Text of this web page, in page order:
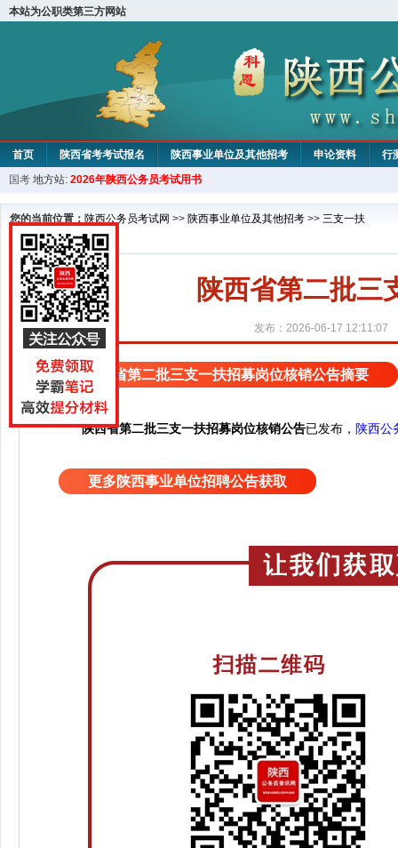
本站为公职类第三方网站
首页 陕西省考考试报名 陕西事业单位及其他招考 申论资料
行
国考 地方站: 2026年陕西公务员考试用书
您的当前位置： 陕西公务员考试网 >> 陕西事业单位及其他招考 >> 三支一扶
陕西省第二批三
发布：2026-06-17 12:11:07
陕西省第二批三支一扶招募岗位核销公告摘要
陕西省第二批三支一扶招募岗位核销公告已发布， 陕西公
更多陕西事业单位招聘公告获取